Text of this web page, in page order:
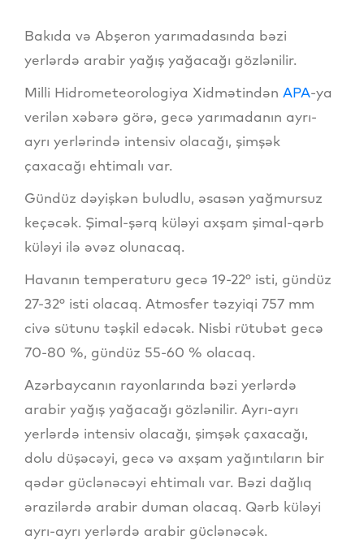
Bakıda və Abşeron yarımadasında bəzi
yerlərdə arabir yağış yağacağı gözlənilir.
Milli Hidrometeorologiya Xidmətindən APA-ya
verilən xəbərə görə, gecə yarımadanın ayrı-
ayrı yerlərində intensiv olacağı, şimşək
çaxacağı ehtimalı var.
Gündüz dəyişkən buludlu, əsasən yağmursuz
keçəcək. Şimal-şərq küləyi axşam şimal-qərb
küləyi ilə əvəz olunacaq.
Havanın temperaturu gecə 19-22° isti, gündüz
27-32° isti olacaq. Atmosfer təzyiqi 757 mm
civə sütunu təşkil edəcək. Nisbi rütubət gecə
70-80 %, gündüz 55-60 % olacaq.
Azərbaycanın rayonlarında bəzi yerlərdə
arabir yağış yağacağı gözlənilir. Ayrı-ayrı
yerlərdə intensiv olacağı, şimşək çaxacağı,
dolu düşəcəyi, gecə və axşam yağıntıların bir
qədər güclənəcəyi ehtimalı var. Bəzi dağlıq
ərazilərdə arabir duman olacaq. Qərb küləyi
ayrı-ayrı yerlərdə arabir güclənəcək.